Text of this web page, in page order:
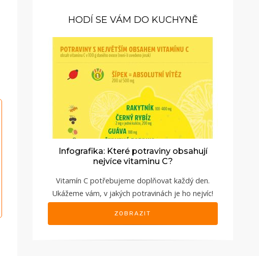
HODÍ SE VÁM DO KUCHYNĚ
Infografika: Které potraviny obsahují
nejvíce vitaminu C?
Vitamín C potřebujeme doplňovat každý den.
Ukážeme vám, v jakých potravinách je ho nejvíc!
ZOBRAZIT